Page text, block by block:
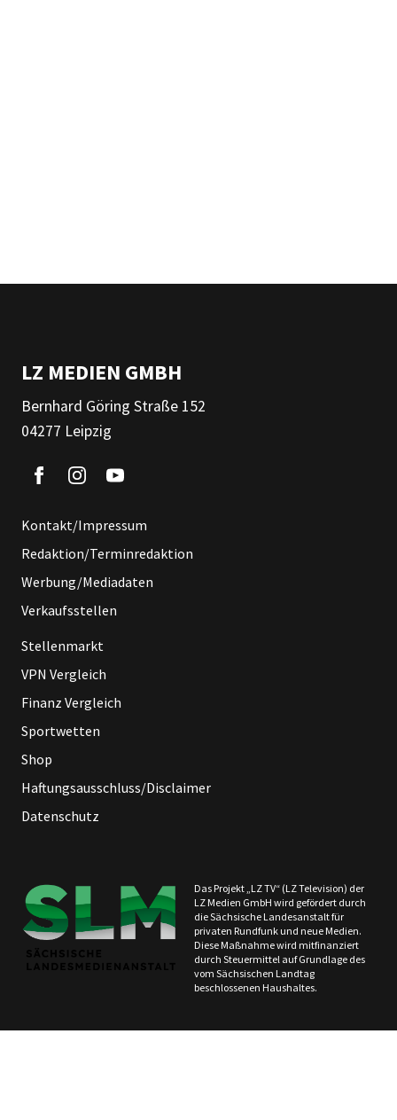
LZ MEDIEN GMBH
Bernhard Göring Straße 152
04277 Leipzig
Kontakt/Impressum
Redaktion/Terminredaktion
Werbung/Mediadaten
Verkaufsstellen
Stellenmarkt
VPN Vergleich
Finanz Vergleich
Sportwetten
Shop
Haftungsausschluss/Disclaimer
Datenschutz
Das Projekt „LZ TV“ (LZ Television) der
LZ Medien GmbH wird gefördert durch
die Sächsische Landesanstalt für
privaten Rundfunk und neue Medien.
Diese Maßnahme wird mitfinanziert
durch Steuermittel auf Grundlage des
vom Sächsischen Landtag
beschlossenen Haushaltes.